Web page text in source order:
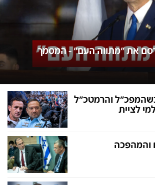
את "מתווה העם" - המסמך
והרמטכ"ל
לציית
והמהפכה